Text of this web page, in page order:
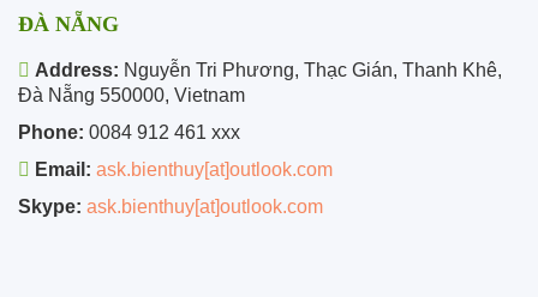
ĐÀ NẴNG
Address: Nguyễn Tri Phương, Thạc Gián, Thanh Khê,
Đà Nẵng 550000, Vietnam
Phone: 0084 912 461 xxx
Email: ask.bienthuy[at]outlook.com
Skype: ask.bienthuy[at]outlook.com